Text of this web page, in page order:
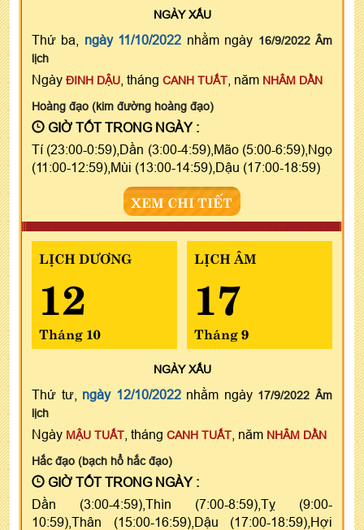
NGÀYXẤU
Thứ ba, ngày 11/10/2022 nhằm ngày 16/9/2022 Âm
lịch
Ngày ĐINH DẬU , tháng CANH TUẤT , năm NHÂM DẦN
Hoàng đạo (kim đường hoàng đạo)
GIỜ TỐT TRONG NGÀY :
Tí (23:00-0:59),Dần (3:00-4:59),Mão (5:00-6:59),Ngọ
(11:00-12:59),Mùi (13:00-14:59),Dậu (17:00-18:59)
XEM CHI TIẾT
LỊCH DƯƠNG
12
Tháng 10
LỊCH ÂM
17
Tháng 9
NGÀYXẤU
Thứ tư, ngày 12/10/2022nhằm ngày 17/9/2022 Âm
lịch
Ngày MẬU TUẤT , tháng CANH TUẤT , năm NHÂM DẦN
Hắc đạo (bạch hổ hắc đạo)
GIỜ TỐT TRONG NGÀY :
Dần (3:00-4:59),Thìn (7:00-8:59),Tỵ (9:00-
10:59),Thân (15:00-16:59),Dậu (17:00-18:59),Hợi